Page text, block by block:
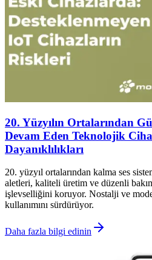
20. Yüzyılın Ortalarından
Devam Eden Teknolojik
Dayanıklılıkları
20. yüzyıl ortalarından kalma ses
aletleri, kaliteli üretim ve düzenli
işlevselliğini koruyor. Nostalji ve
kullanımını sürdürüyor.
Daha fazla bilgi edinin